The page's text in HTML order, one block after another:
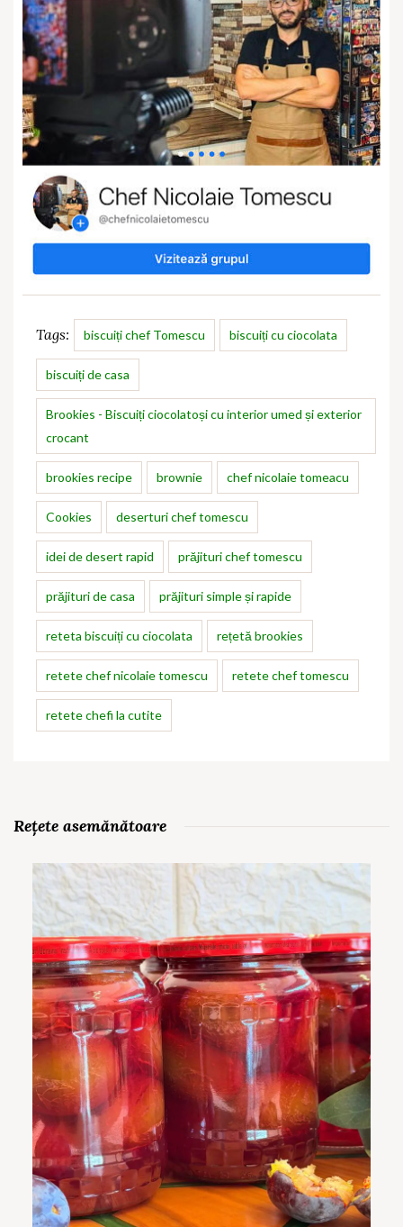
Tags: biscuiți chef Tomescu biscuiți cu ciocolata
biscuiți de casa
Brookies - Biscuiți ciocolatoși cu interior umed și exterior
crocant
brookies recipe brownie chef nicolaie tomeacu
Cookies deserturi chef tomescu
idei de desert rapid prăjituri chef tomescu
prăjituri de casa prăjituri simple și rapide
reteta biscuiți cu ciocolata rețetă brookies
retete chef nicolaie tomescu retete chef tomescu
retete chefi la cutite
Rețete asemănătoare